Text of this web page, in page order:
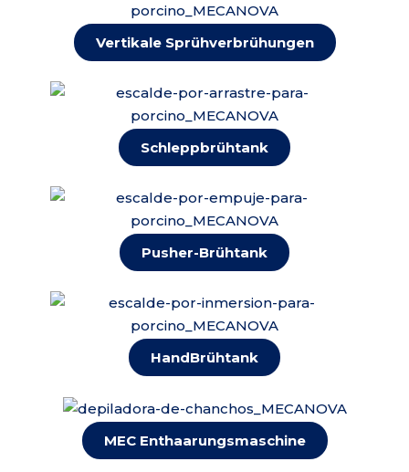
Vertikale Sprühverbrühungen
Schleppbrühtank
Pusher-Brühtank
HandBrühtank
MEC Enthaarungsmaschine